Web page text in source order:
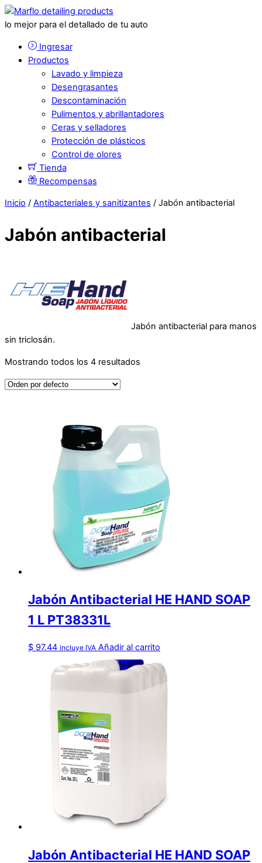
lo mejor para el detallado de tu auto
Ingresar
Productos
Lavado y limpieza
Desengrasantes
Descontaminación
Pulimentos y abrillantadores
Ceras y selladores
Protección de plásticos
Control de olores
Tienda
Recompensas
Inicio / Antibacteriales y sanitizantes / Jabón antibacterial
Jabón antibacterial
Jabón antibacterial para manos
sin triclosán.
Mostrando todos los 4 resultados
Jabón Antibacterial HE HAND SOAP
1 L PT38331L
$ 97.44 incluye IVA Añadir al carrito
Jabón Antibacterial HE HAND SOAP